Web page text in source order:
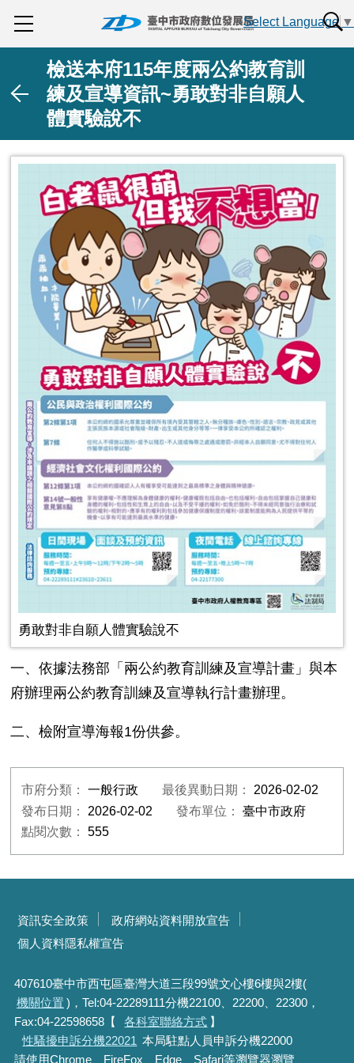
Select Language ▼
檢送本府115年度兩公約教育訓
練及宣導資訊~勇敢對非自願人
體實驗說不
勇敢對非自願人體實驗說不
一、依據法務部「兩公約教育訓練及宣導計畫」與本
府辦理兩公約教育訓練及宣導執行計畫辦理。
二、檢附宣導海報1份供參。
市府分類：一般行政 最後異動日期： 2026-02-02
發布日期： 2026-02-02 發布單位： 臺中市政府
點閱次數：555
資訊安全政策
政府網站資料開放宣告
個人資料隱私權宣告
407610臺中市西屯區臺灣大道三段99號文心樓6樓與2樓(
機關位置 )，Tel:04-22289111分機22100、22200、22300，
Fax:04-22598658【
各科室聯絡方式 】
性騷擾申訴分機22021 本局駐點人員申訴分機22000
請使用Chrome、FireFox、Edge、Safari等瀏覽器瀏覽